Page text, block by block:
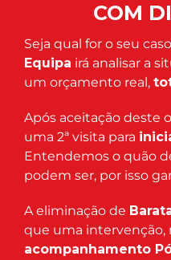
COM
Seja qual for o seu
Equipa irá analisar a
um orçamento real,
Após aceitação deste
uma 2ª visita para
Entendemos o quão
podem ser, por isso
A eliminação de
que uma intervenção,
acompanhamento